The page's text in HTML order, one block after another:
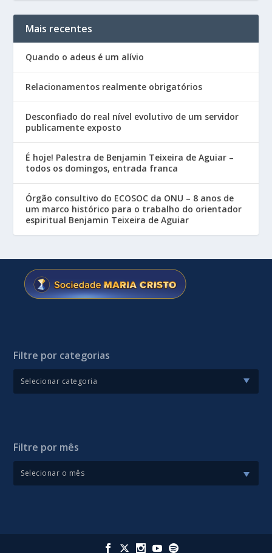
Mais recentes
Quando o adeus é um alívio
Relacionamentos realmente obrigatórios
Desconfiado do real nível evolutivo de um servidor
publicamente exposto
É hoje! Palestra de Benjamin Teixeira de Aguiar –
todos os domingos, entrada franca
Órgão consultivo do ECOSOC da ONU – 8 anos de
um marco histórico para o trabalho do orientador
espiritual Benjamin Teixeira de Aguiar
Filtre por categorias
Filtre por mês